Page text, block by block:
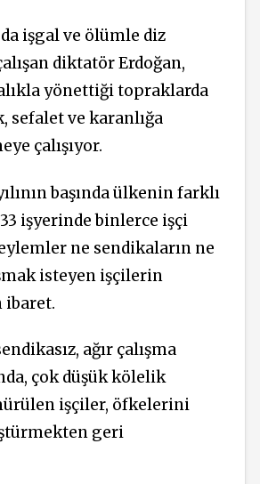
işgal ve ölümle diz
diktatör Erdoğan,
yönettiği topraklarda
sefalet ve karanlığa
çalışıyor.
başında ülkenin farklı
işyerinde binlerce işçi
ne sendikaların ne
isteyen işçilerin
ibaret.
ağır çalışma
çok düşük kölelik
işçiler, öfkelerini
geri